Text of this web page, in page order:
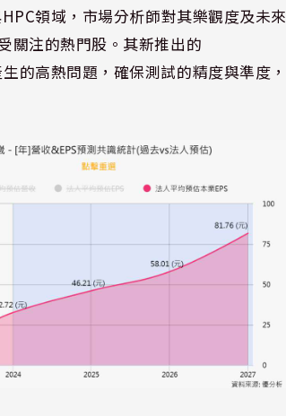
領域，市場分析師對其樂觀度及未來
關注的熱門股。其新推出的
的高熱問題，確保測試的精度與準度，